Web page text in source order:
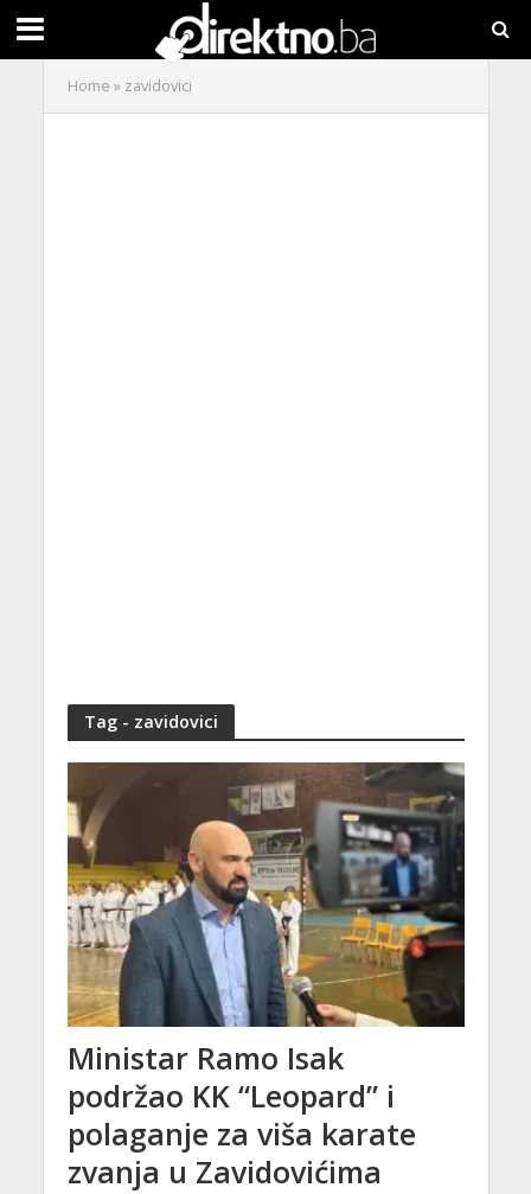
Home » zavidovici
Tag - zavidovici
Ministar Ramo Isak
podržao KK “Leopard” i
polaganje za viša karate
zvanja u Zavidovićima